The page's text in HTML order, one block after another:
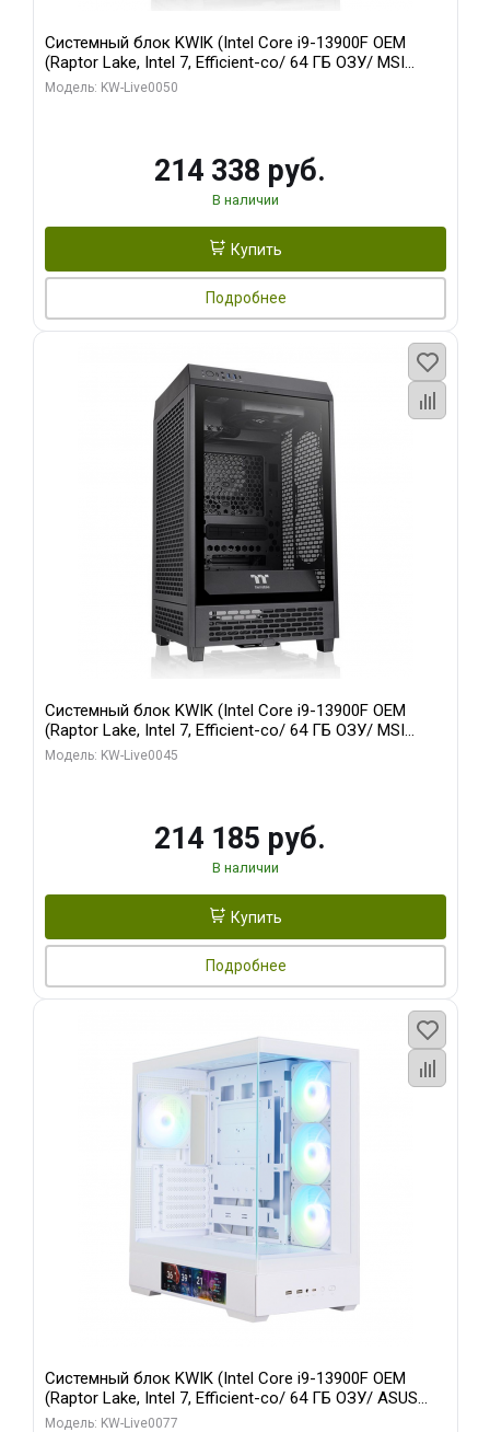
Системный блок KWIK (Intel Core i9-13900F OEM
(Raptor Lake, Intel 7, Efficient-co/ 64 ГБ ОЗУ/ MSI
RTX5060Ti SHADOW 3X OC CLASSIC 8GB GDDR7
Модель: KW-Live0050
214 338 руб.
В наличии
Купить
Подробнее
Системный блок KWIK (Intel Core i9-13900F OEM
(Raptor Lake, Intel 7, Efficient-co/ 64 ГБ ОЗУ/ MSI
RTX5060Ti SHADOW 2X OC PLUS 8GB GDDR7 128bit
Модель: KW-Live0045
214 185 руб.
В наличии
Купить
Подробнее
Системный блок KWIK (Intel Core i9-13900F OEM
(Raptor Lake, Intel 7, Efficient-co/ 64 ГБ ОЗУ/ ASUS
RTX5080 TUF GAMING OC 16GB GDDR7 256bit 3xDP 3x/
Модель: KW-Live0077